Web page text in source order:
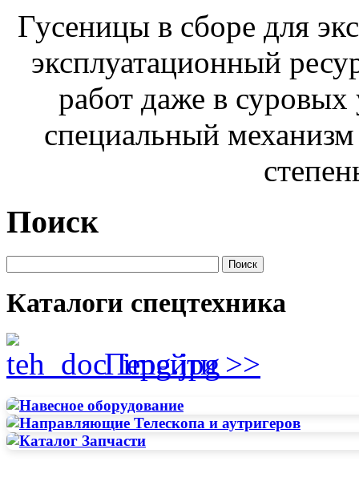
Гусеницы в сборе для
эксплуатационный
работ даже в
специальный
Поиск
Каталоги спецтехника
Перейти >>